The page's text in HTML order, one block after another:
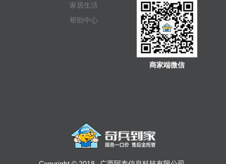
家居生活
帮助中心
商家端微信